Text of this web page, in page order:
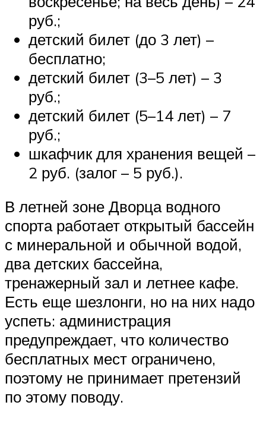
руб.;
детский билет (до 3 лет) –
бесплатно;
детский билет (3–5 лет) – 3
руб.;
детский билет (5–14 лет) – 7
руб.;
шкафчик для хранения вещей –
2 руб. (залог – 5 руб.).
В летней зоне Дворца водного
спорта работает открытый бассейн
с минеральной и обычной водой,
два детских бассейна,
тренажерный зал и летнее кафе.
Есть еще шезлонги, но на них надо
успеть: администрация
предупреждает, что количество
бесплатных мест ограничено,
поэтому не принимает претензий
по этому поводу.